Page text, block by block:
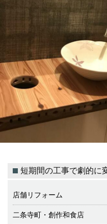
短期間の工事で劇的に
店舗リフォーム
二条寺町・創作和食店